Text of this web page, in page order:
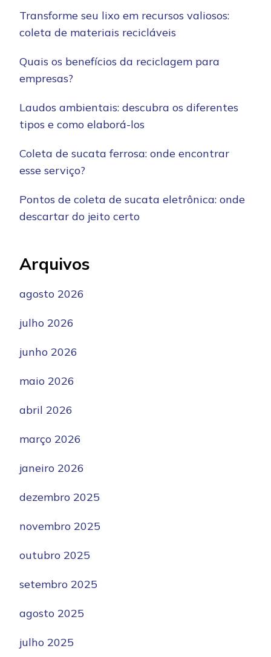
Transforme seu lixo em recursos valiosos:
coleta de materiais recicláveis
Quais os benefícios da reciclagem para
empresas?
Laudos ambientais: descubra os diferentes
tipos e como elaborá-los
Coleta de sucata ferrosa: onde encontrar
esse serviço?
Pontos de coleta de sucata eletrônica: onde
descartar do jeito certo
Arquivos
agosto 2026
julho 2026
junho 2026
maio 2026
abril 2026
março 2026
janeiro 2026
dezembro 2025
novembro 2025
outubro 2025
setembro 2025
agosto 2025
julho 2025